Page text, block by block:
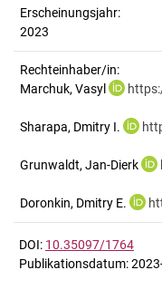
Erscheinungsjahr:
2023
Rechteinhaber/in:
Marchuk, Vasyl
Sharapa, Dmitry I.
Grunwaldt, Jan-Dierk
Doronkin, Dmitry E.
DOI: 10.35097/1764
Publikationsdatum: